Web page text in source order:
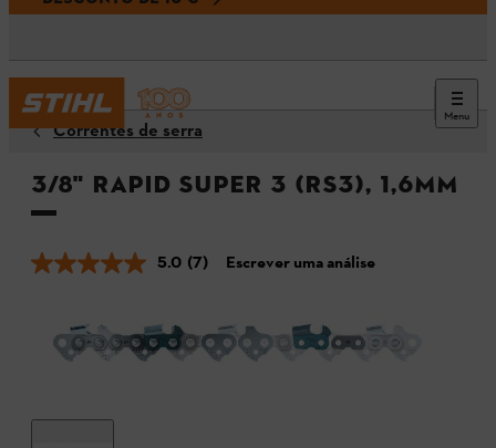
Menu
Correntes de serra
3/8" Rapid Super 3 (RS3), 1,6mm
5.0 (7) Escrever uma análise